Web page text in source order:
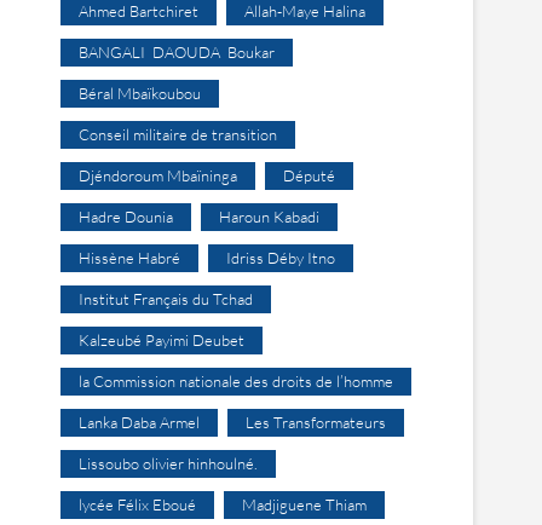
Ahmed Bartchiret Allah-Maye Halina
BANGALI DAOUDA Boukar
Béral Mbaïkoubou
Conseil militaire de transition
Djéndoroum Mbaïninga Député
Hadre Dounia Haroun Kabadi
Hissène Habré Idriss Déby Itno
Institut Français du Tchad
Kalzeubé Payimi Deubet
la Commission nationale des droits de l’homme
Lanka Daba Armel Les Transformateurs
Lissoubo olivier hinhoulné.
lycée Félix Eboué Madjiguene Thiam